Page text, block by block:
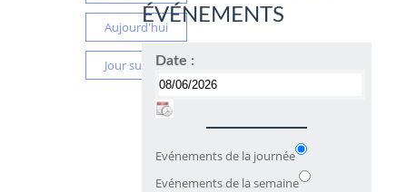
Aujourd'hui
Jour suivant
ÉVÉNEMENTS
Date :
Evénements de la journée
Evénements de la semaine